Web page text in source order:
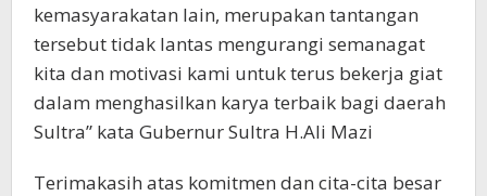
kemasyarakatan lain, merupakan tantangan
tersebut tidak lantas mengurangi semanagat
kita dan motivasi kami untuk terus bekerja giat
dalam menghasilkan karya terbaik bagi daerah
Sultra” kata Gubernur Sultra H.Ali Mazi
Terimakasih atas komitmen dan cita-cita besar